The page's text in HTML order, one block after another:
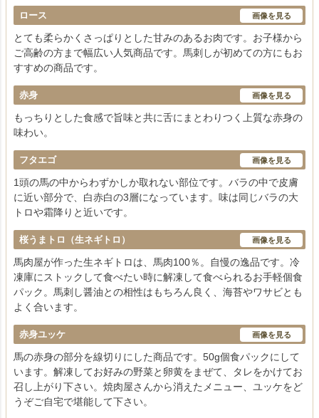
ロース
とても柔らかくさっぱりとした甘みのあるお肉です。お子様から
ご高齢の方まで幅広い人気商品です。馬刺しが初めての方にもお
すすめの商品です。
画像を見る
赤身
もっちりとした食感で旨味と共に舌にまとわりつく上質な赤身の
味わい。
画像を見る
フタエゴ
1頭の馬の中からわずかしか取れない部位です。バラの中で皮膚
に近い部分で、白赤白の3層になっています。味は同じバラの大
トロや霜降りと近いです。
画像を見る
桜うまトロ（生ネギトロ）
馬肉屋が作った生ネギトロは、馬肉100％。自慢の逸品です。冷
凍庫にストックして食べたい時に解凍して食べられるお手軽個食
パック。馬刺し醤油との相性はもちろん良く、海苔やワサビとも
よく合います。
画像を見る
赤身ユッケ
馬の赤身の部分を線切りにした商品です。50g個食パックにして
います。解凍してお好みの野菜と卵黄をまぜて、タレをかけてお
召し上がり下さい。焼肉屋さんから消えたメニュー、ユッケをど
うぞご自宅で堪能して下さい。
画像を見る